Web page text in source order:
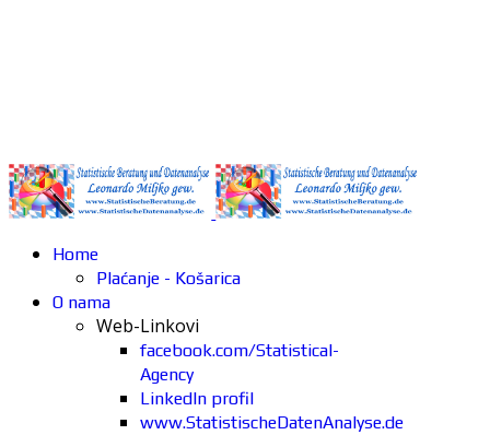
Home
Plaćanje - Košarica
O nama
Web-Linkovi
facebook.com/Statistical-
Agency
LinkedIn profil
www.StatistischeDatenAnalyse.de